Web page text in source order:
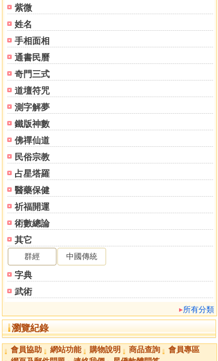
紫微
姓名
手相面相
通書民曆
奇門三式
道壇符咒
測字解夢
鐵版神數
佛禪仙道
民俗宗教
占星塔羅
醫藥保健
祈福開運
術數總論
其它
群經 中國傳統
字典
武術
所有分類
瀏覽紀錄
五雷元師
水仙王
張天師
清水祖師
關聖帝
開章聖王
三山國王
文昌帝君
靈安尊王
東嶽大帝
中壇元帥
法主公
臨水夫人
司命灶君
註生娘娘
有(萬)應公
祭祀禮儀
請天神文
請眾神文
畫符心得
發毫光神咒
制十二太歲星君安排法
破骨法
十二歲星靈符
太歲符
天空符
大陰符
五鬼符
死符符
歲破符
會員協助 網站功能 購物說明 商品查詢
會員專區